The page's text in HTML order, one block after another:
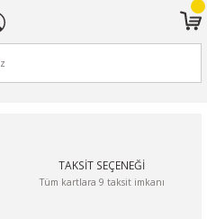
TAKSİT SEÇENEĞİ
Tüm kartlara 9 taksit imkanı